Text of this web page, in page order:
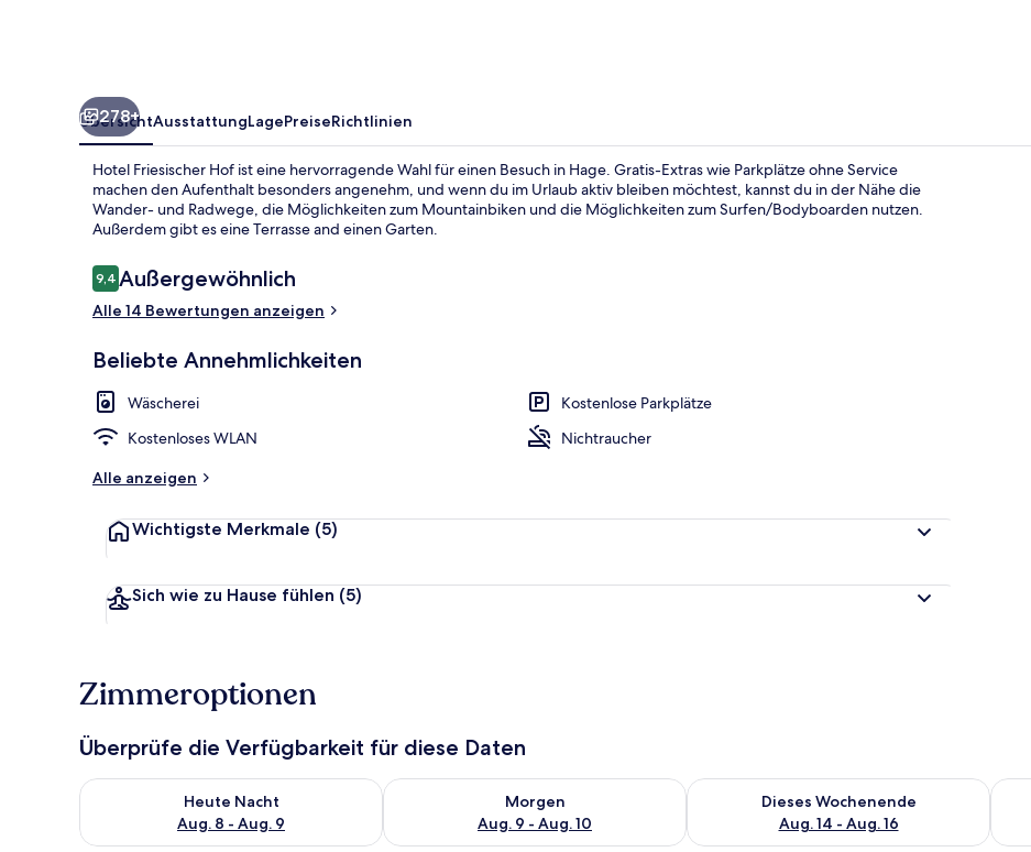
278+
ÜbersichtAusstattungLagePreiseRichtlinien
Hotel Friesischer Hof ist eine hervorragende Wahl für einen Besuch in Hage. Gratis-Extras wie Parkplätze ohne Service
machen den Aufenthalt besonders angenehm, und wenn du im Urlaub aktiv bleiben möchtest, kannst du in der Nähe die
Wander- und Radwege, die Möglichkeiten zum Mountainbiken und die Möglichkeiten zum Surfen/Bodyboarden nutzen.
Außerdem gibt es eine Terrasse and einen Garten.
Bewertungen
9,49,4 von 10.
Außergewöhnlich
Alle 14 Bewertungen anzeigen
Beliebte Annehmlichkeiten
Wäscherei
Kostenlose Parkplätze
Kostenloses WLAN
Nichtraucher
Alle anzeigen
Wichtigste Merkmale (5)
Sich wie zu Hause fühlen (5)
Zimmeroptionen
Überprüfe die Verfügbarkeit für diese Daten
Heute Nacht
Aug. 8 - Aug. 9
Überprüfe die Verfügbarkeit für heute Nacht, Aug. 8 - Aug. 9.
Morgen
Aug. 9 - Aug. 10
Überprüfe die Verfügbarkeit für morgen, Aug. 9 - Aug. 10.
Dieses Wochenende
Aug. 14 - Aug. 16
Überprüfe die Verfügbarkeit für dieses